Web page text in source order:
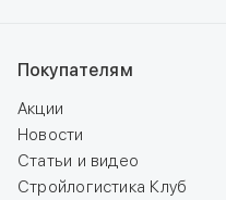
Покупателям
Акции
Новости
Статьи и видео
Стройлогистика Клуб